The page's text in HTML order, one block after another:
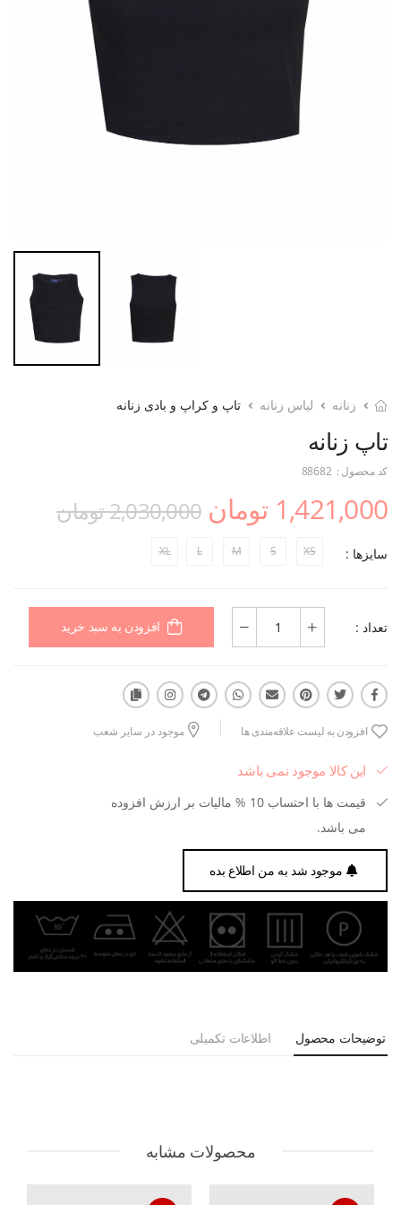
زنانه لباس زنانه تاپ و کراپ و بادی زنانه
تاپ زنانه
کد محصول : 88682
1,421,000 تومان 2,030,000 تومان
سایزها : XS
S
M
L
XL
تعداد : افزودن به سبد خرید
افزودن به لیست علاقه‌مندی ها موجود در سایر شعب
این کالا موجود نمی باشد
قیمت ها با احتساب 10 % مالیات بر ارزش افزوده
می باشد.
موجود شد به من اطلاع بده
توضیحات محصول اطلاعات تکمیلی
محصولات مشابه